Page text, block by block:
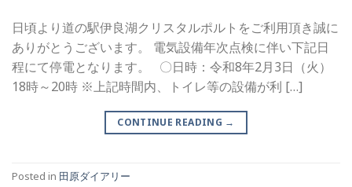
日頃より道の駅伊良湖クリスタルポルトをご利用頂き誠に
ありがとうございます。 電気設備年次点検に伴い下記日
程にて停電となります。 〇日時：令和8年2月3日（火）
18時～20時 ※上記時間内、トイレ等の設備が利 […]
CONTINUE READING →
Posted in 田原ダイアリー